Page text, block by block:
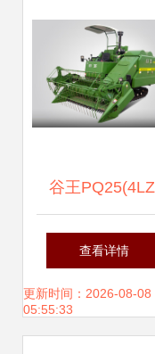
谷王
2.5Q)水稻联合收
割机 农业生产的
查看详情
更新时间：2026-08-08
05:55:33